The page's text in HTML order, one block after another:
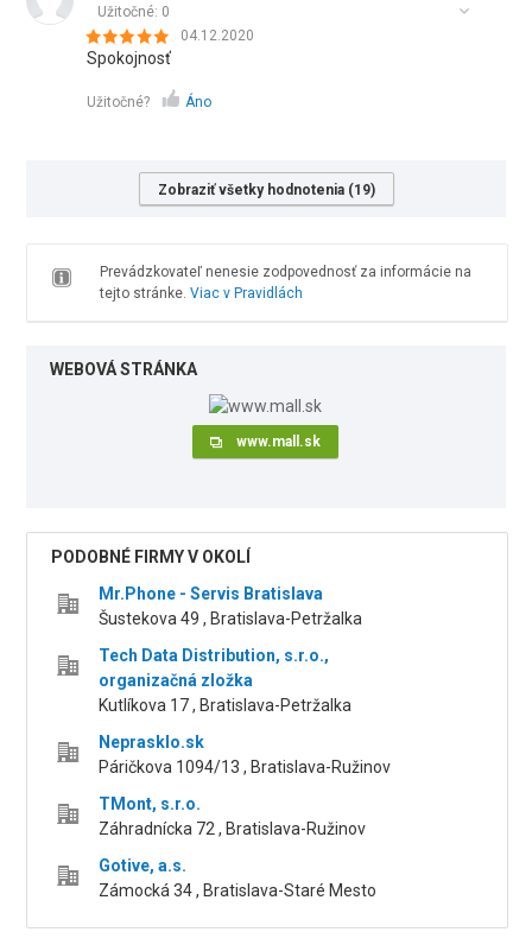
Užitočné: 0
04.12.2020
Spokojnosť
Užitočné? Áno
Zobraziť všetky hodnotenia (19)
Prevádzkovateľ nenesie zodpovednosť za informácie na
tejto stránke. Viac v Pravidlách
WEBOVÁ STRÁNKA
www.mall.sk
PODOBNÉ FIRMY V OKOLÍ
Mr.Phone - Servis Bratislava
Šustekova 49 , Bratislava-Petržalka
Tech Data Distribution, s.r.o.,
organizačná zložka
Kutlíkova 17 , Bratislava-Petržalka
Neprasklo.sk
Páričkova 1094/13 , Bratislava-Ružinov
TMont, s.r.o.
Záhradnícka 72 , Bratislava-Ružinov
Gotive, a.s.
Zámocká 34 , Bratislava-Staré Mesto